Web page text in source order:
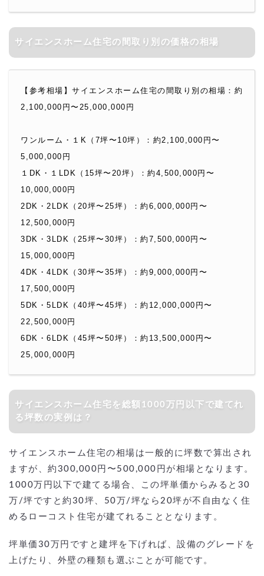
サイエンスホーム住宅の間取り別の価格の相場
【参考相場】サイエンスホーム住宅の間取り別の相場： 約
2,100,000円〜25,000,000円
ワンルーム・１K（7坪〜10坪）：約2,100,000円〜
5,000,000円
１DK・１LDK（15坪〜20坪）：約4,500,000円〜
10,000,000円
2DK・2LDK（20坪〜25坪）：約6,000,000円〜
12,500,000円
3DK・3LDK（25坪〜30坪）：約7,500,000円〜
15,000,000円
4DK・4LDK（30坪〜35坪）：約9,000,000円〜
17,500,000円
5DK・5LDK（40坪〜45坪）：約12,000,000円〜
22,500,000円
6DK・6LDK（45坪〜50坪）：約13,500,000円〜
25,000,000円
サイエンスホーム住宅を総額1000万円以下で建てれ
る坪数の実例は？
サイエンスホーム住宅の相場は一般的に坪数で算出され
ますが、約300,000円〜500,000円が相場となります。
1000万円以下で建てる場合、この坪単価からみると30
万/坪ですと約30坪、50万/坪なら20坪が不自由なく住
めるローコスト住宅が建てれることとなります。
坪単価30万円ですと建坪を下げれば、設備のグレードを
上げたり、外壁の種類も選ぶことが可能です。